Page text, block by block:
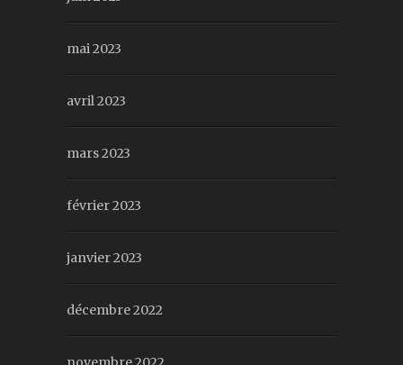
mai 2023
avril 2023
mars 2023
février 2023
janvier 2023
décembre 2022